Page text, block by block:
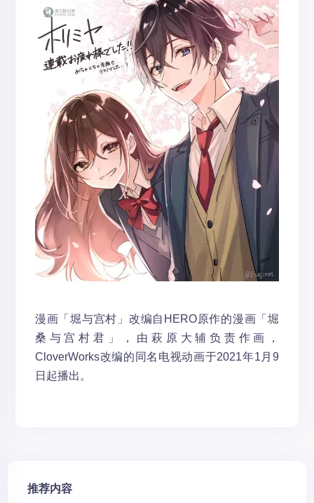
漫画「堀与宫村」改编自HERO原作的漫画「堀
桑与宫村君」，由萩原大辅负责作画，
CloverWorks改编的同名电视动画于2021年1月9
日起播出。
推荐内容